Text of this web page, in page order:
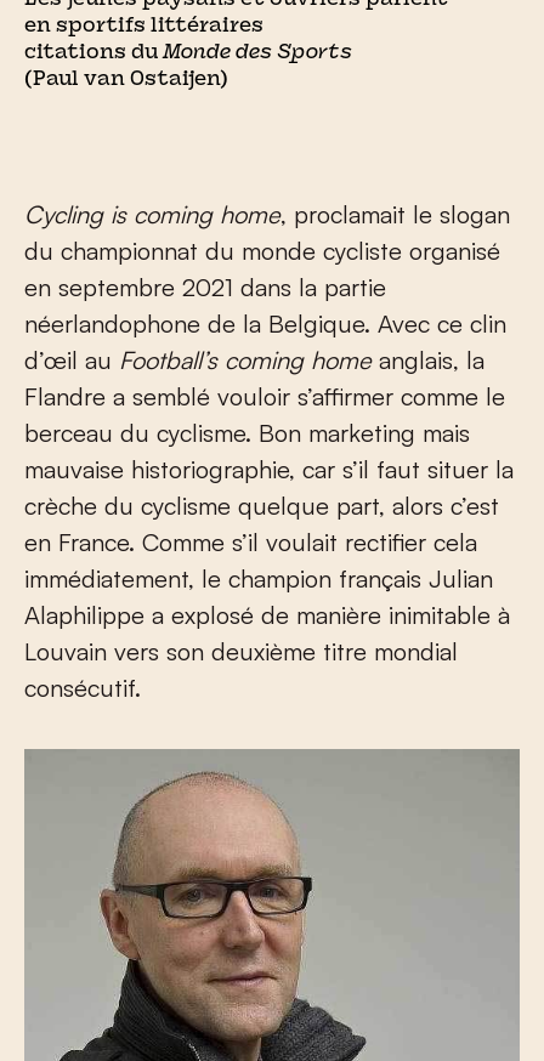
en sportifs littéraires
citations duMonde des Sports
(Paul van Ostaijen)
Cycling is coming home, proclamait le slogan
du championnat du monde cycliste organisé
en septembre 2021 dans la partie
néerlandophone de la Belgique. Avec ce clin
d’œil au Football’s coming homeanglais, la
Flandre a semblé vouloir s’affirmer comme le
berceau du cyclisme. Bon marketing mais
mauvaise historiographie, car s’il faut situer la
crèche du cyclisme quelque part, alors c’est
en France. Comme s’il voulait rectifier cela
immédiatement, le champion français Julian
Alaphilippe a explosé de manière inimitable à
Louvain vers son deuxième titre mondial
consécutif.